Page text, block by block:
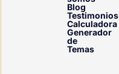
Blog
Testimonios
Calculadora
Generador
de
Temas